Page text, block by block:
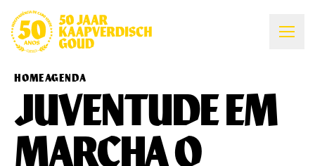
HOMEAGENDA
JUVENTUDE EM
MARCHA O